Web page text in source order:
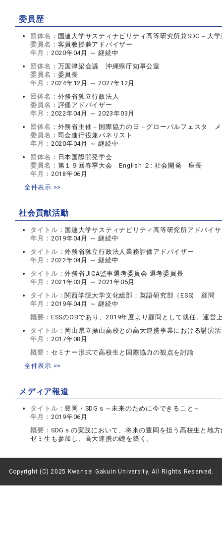
委員歴
団体名： 国連大学サスティナビリティ高等研究所兼SDG－大
委員名： 客員教授兼アドバイザー
年月： 2020年04月 ～ 継続中
団体名： 万国津梁会議 沖縄県庁知事公室
委員名： 委員長
年月： 2024年12月 ～ 2027年12月
団体名： 外務省独立行政法人
委員名： 評価アドバイザー
年月： 2022年04月 ～ 2023年03月
団体名： 外務省主催－国際協力の日－グローバルフェスタ
委員名： 司会進行役兼パネリスト
年月： 2020年04月 ～ 継続中
団体名： 日本国際開発学会
委員名： 第１９回春季大会 English ２: 社会開発 座長
年月： 2018年06月
全件表示 >>
社会貢献活動
タイトル： 国連大学サスティナビリティ高等研究所アドバイ
年月： 2019年04月 ～ 継続中
タイトル：外務省独立行政法人業務評価アドバイザー
年月： 2022年04月 ～ 継続中
タイトル：外務省JICA監事選考委員会 選考委員長
年月： 2021年03月 ～ 2021年05月
タイトル： 関西学院大学文化総部：英語研究部（ESS) 顧問
年月： 2019年04月 ～ 継続中
概要： ESSのOBであり、2019年度より顧問として就任。運営
タイトル： 岡山県立操山高校との高大連携事業における講演
年月： 2017年08月
概要： セミナー形式で高校生と国際協力の観点を討論
全件表示 >>
メディア報道
タイトル： 豊岡・SDGｓ～未来のために今できること～
年月： 2019年06月
概要： SDGｓの実践において、将来の豊岡を担う高校生と地
ゼミ生も参加し、高大連携の礎を築く。
Copyright (C) 2025 Kwansei Gakuin University, All Rights Reserved.